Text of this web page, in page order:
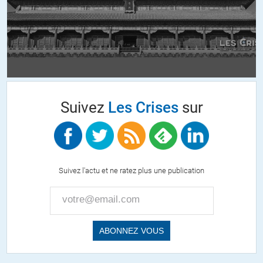
+29 ALERTER
Bigtof//14.04.2016 à 08h05
mesures d’Attali sous Sarkozy.
La question politique et manipulatoire en vue de 2017 ne se pose
absolument pas comme cela!
Il est regrettable que ce commentaire ait été sélectionné et donc
mis en avant, aveuglant la compréhension!!!
+6 ALERTER
Suivez Les Crisessur
Suivez l'actu et ne ratez plus une publication